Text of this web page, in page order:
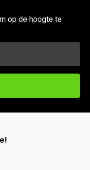
op de hoogte te